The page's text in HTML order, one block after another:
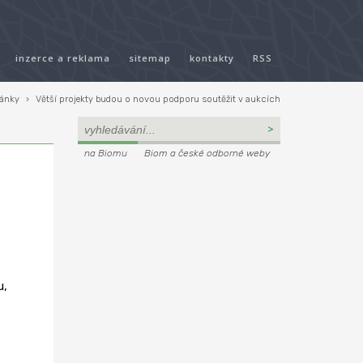
inzerce a reklama sitemap kontakty RSS
› Větší projekty budou o novou podporu soutěžit v aukcích
na Biomu Biom a české odborné weby